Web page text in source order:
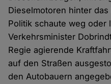
Dieselmotoren hinter
Politik schaute weg oder
Verkehrsminister
Regie agierende
auf den Straßen
den Autobauern